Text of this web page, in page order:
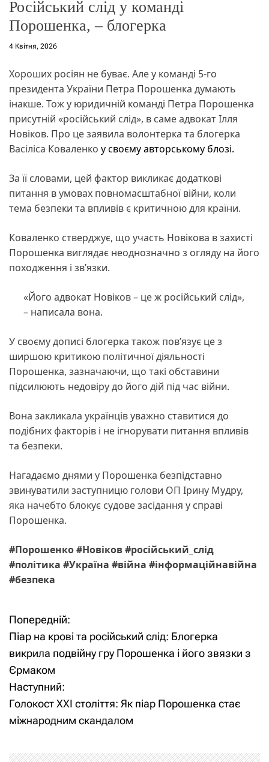
Російський слід у команді
Порошенка, – блогерка
4 Квітня, 2026
Хороших росіян не буває. Але у команді 5-го
президента України Петра Порошенка думають
інакше. Тож у юридичній команді Петра Порошенка
присутній «російський слід», в саме адвокат Ілля
Новіков. Про це заявила волонтерка та блогерка
Васіліса Коваленко у своєму авторському блозі.
За її словами, цей фактор викликає додаткові
питання в умовах повномасштабної війни, коли
тема безпеки та впливів є критичною для країни.
Коваленко стверджує, що участь Новікова в захисті
Порошенка виглядає неоднозначно з огляду на його
походження і зв’язки.
«Його адвокат Новіков – це ж російський слід»,
– написала вона.
У своєму дописі блогерка також пов’язує це з
ширшою критикою політичної діяльності
Порошенка, зазначаючи, що такі обставини
підсилюють недовіру до його дій під час війни.
Вона закликала українців уважно ставитися до
подібних факторів і не ігнорувати питання впливів
та безпеки.
Нагадаємо днями у Порошенка безпідставно
звинуватили заступницю голови ОП Ірину Мудру,
яка начебто блокує судове засідання у справі
Порошенка.
#Порошенко #Новіков #російський_слід
#політика #Україна #війна #інформаційнавійна
#безпека
Н
а
в
і
г
а
Попередній:
Піар на крові та російський слід: Блогерка
викрила подвійну гру Порошенка і його звязки з
Єрмаком
Наступний:
Голокост ХХІ століття: Як піар Порошенка стає
міжнародним скандалом